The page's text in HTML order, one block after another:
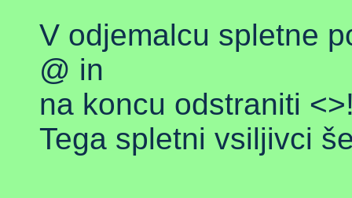
V odjemalcu spletne
@ in
na koncu odstraniti
Tega spletni vsiljivci